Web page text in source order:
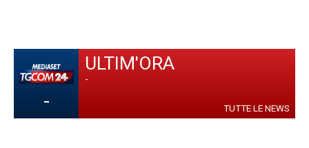
-
ULTIM'ORA
-
TUTTE LE NEWS